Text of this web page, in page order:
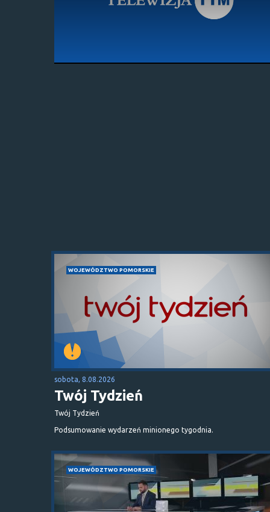
WOJEWÓDZTWO POMORSKIE
sobota, 8.08.2026
Twój Tydzień
Twój Tydzień
Podsumowanie wydarzeń minionego tygodnia.
WOJEWÓDZTWO POMORSKIE